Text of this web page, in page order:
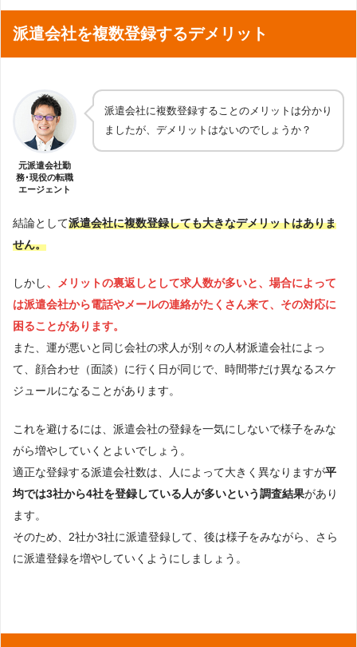
派遣会社を複数登録するデメリット
元派遣会社勤
務･現役の転職
エージェント
派遣会社に複数登録することのメリットは分かり
ましたが、デメリットはないのでしょうか？
結論として派遣会社に複数登録しても大きなデメリットはありま
せん。
しかし、メリットの裏返しとして求人数が多いと、場合によって
は派遣会社から電話やメールの連絡がたくさん来て、その対応に
困ることがあります。
また、運が悪いと同じ会社の求人が別々の人材派遣会社によっ
て、顔合わせ（面談）に行く日が同じで、時間帯だけ異なるスケ
ジュールになることがあります。
これを避けるには、派遣会社の登録を一気にしないで様子をみな
がら増やしていくとよいでしょう。
適正な登録する派遣会社数は、人によって大きく異なりますが平
均では3社から4社を登録している人が多いという調査結果があり
ます。
そのため、2社か3社に派遣登録して、後は様子をみながら、さら
に派遣登録を増やしていくようにしましょう。